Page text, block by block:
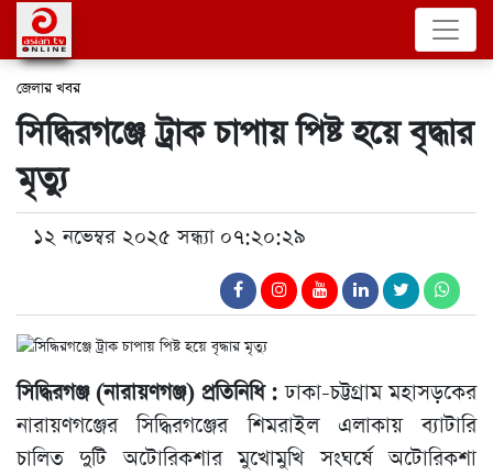
জেলার খবর
সিদ্ধিরগঞ্জে ট্রাক চাপায় পিষ্ট হয়ে বৃদ্ধার
মৃত্যু
১২ নভেম্বর ২০২৫ সন্ধ্যা ০৭:২০:২৯
সিদ্ধিরগঞ্জ (নারায়ণগঞ্জ) প্রতিনিধি :ঢাকা-চট্টগ্রাম মহাসড়কের
নারায়ণগঞ্জের সিদ্ধিরগঞ্জের শিমরাইল এলাকায় ব্যাটারি
চালিত দুটি অটোরিকশার মুখোমুখি সংঘর্ষে অটোরিকশা